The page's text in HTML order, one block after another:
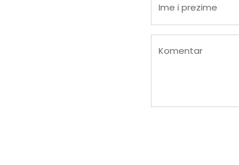
Ime i prezime
Komentar